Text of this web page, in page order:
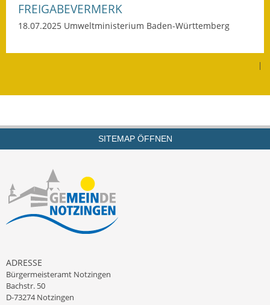
FREIGABEVERMERK
18.07.2025 Umweltministerium Baden-Württemberg
|
SITEMAP ÖFFNEN
ADRESSE
Bürgermeisteramt Notzingen
Bachstr. 50
D-73274 Notzingen